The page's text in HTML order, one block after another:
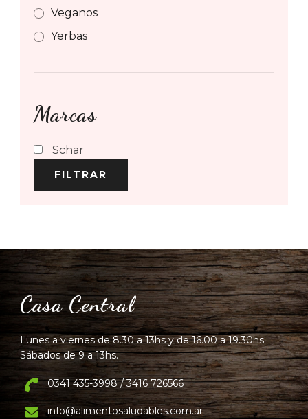
Veganos
Yerbas
Marcas
Schar
FILTRAR
Casa Central
Lunes a viernes de 8.30 a 13hs y de 16.00 a 19.30hs.
Sábados de 9 a 13hs.
0341 435-3998 / 3416 726566
info@alimentosaludables.com.ar